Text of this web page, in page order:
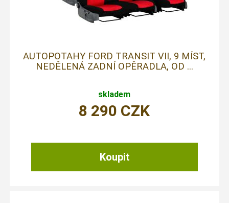
AUTOPOTAHY FORD TRANSIT VII, 9 MÍST,
NEDĚLENÁ ZADNÍ OPĚRADLA, OD ...
skladem
8 290 CZK